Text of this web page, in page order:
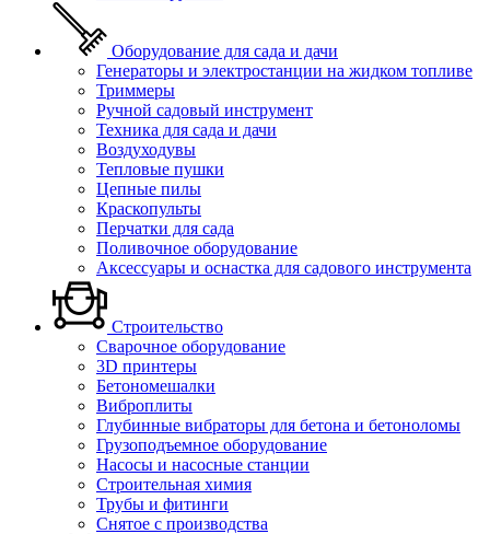
Оборудование для сада и дачи
Генераторы и электростанции на жидком топливе
Триммеры
Ручной садовый инструмент
Техника для сада и дачи
Воздуходувы
Тепловые пушки
Цепные пилы
Краскопульты
Перчатки для сада
Поливочное оборудование
Аксессуары и оснастка для садового инструмента
Строительство
Сварочное оборудование
3D принтеры
Бетономешалки
Виброплиты
Глубинные вибраторы для бетона и бетоноломы
Грузоподъемное оборудование
Насосы и насосные станции
Строительная химия
Трубы и фитинги
Снятое с производства